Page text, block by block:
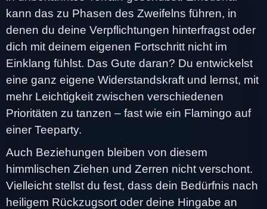
kann das zu Phasen des Zweifelns führen, in
denen du deine Verpflichtungen hinterfragst oder
dich mit deinem eigenen Fortschritt nicht im
Einklang fühlst. Das Gute daran? Du entwickelst
eine ganz eigene Widerstandskraft und lernst, mit
mehr Leichtigkeit zwischen verschiedenen
Prioritäten zu tanzen – fast wie ein Flamingo auf
einer Teeparty.
Auch Beziehungen bleiben von diesem
himmlischen Ziehen und Zerren nicht verschont.
Vielleicht stellst du fest, dass dein Bedürfnis nach
heiligem Rückzugsort oder deine Hingabe an